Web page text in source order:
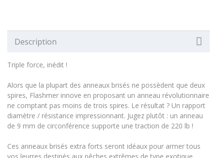
Description
Triple force, inédit !
Alors que la plupart des anneaux brisés ne possèdent que deux
spires, Flashmer innove en proposant un anneau révolutionnaire
ne comptant pas moins de trois spires. Le résultat ? Un rapport
diamètre / résistance impressionnant. Jugez plutôt : un anneau
de 9 mm de circonférence supporte une traction de 220 lb !
Ces anneaux brisés extra forts seront idéaux pour armer tous